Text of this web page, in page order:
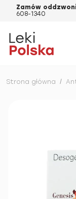
Zamów
608-1340
Strona główna /